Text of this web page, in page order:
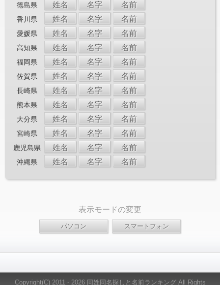
徳島県 姓名 名字 名前
香川県 姓名 名字 名前
愛媛県 姓名 名字 名前
高知県 姓名 名字 名前
福岡県 姓名 名字 名前
佐賀県 姓名 名字 名前
長崎県 姓名 名字 名前
熊本県 姓名 名字 名前
大分県 姓名 名字 名前
宮崎県 姓名 名字 名前
鹿児島県 姓名 名字 名前
沖縄県 姓名 名字 名前
表示モードの変更
Copyright(C) 2011 - 2026 同姓同名探しと名前ランキング All Rights